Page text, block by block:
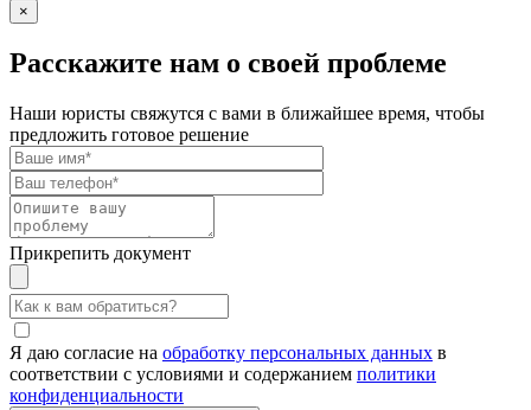
×
Расскажите нам о своей проблеме
Наши юристы свяжутся с вами в ближайшее время, чтобы
предложить готовое решение
Прикрепить документ
Я даю согласие на обработку персональных данных в
соответствии с условиями и содержанием политики
конфиденциальности